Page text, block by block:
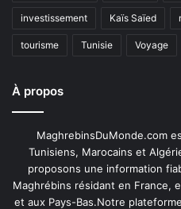
investissement Kaïs Saïed
tourisme Tunisie Voyage
À propos
MaghrebinsDuMonde.com
Tunisiens, Marocains et
proposons une information
Maghrébins résidant en France,
et aux Pays-Bas.Notre